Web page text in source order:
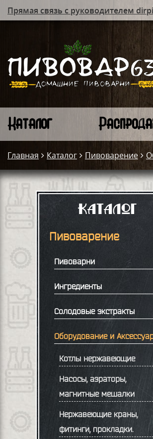
Прямая связь с руководителем
Каталог
Главная Каталог Пивоварение
Каталог
Пивоварение
Пивоварни
Ингредиенты
Солодовые экстракты
Оборудование и
Котлы нержавеющие
Насосы, аэраторы,
магнитные мешалки
Нержавеющие краны,
фитинги, прокладки.